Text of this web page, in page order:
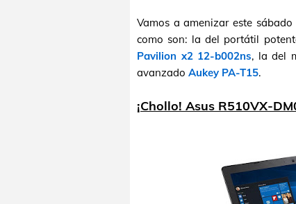
Vamos a amenizar este
como son: la del portátil
Pavilion x2 12-b002ns, la del
avanzado Aukey PA-T15.
¡Chollo! Asus R510VX-